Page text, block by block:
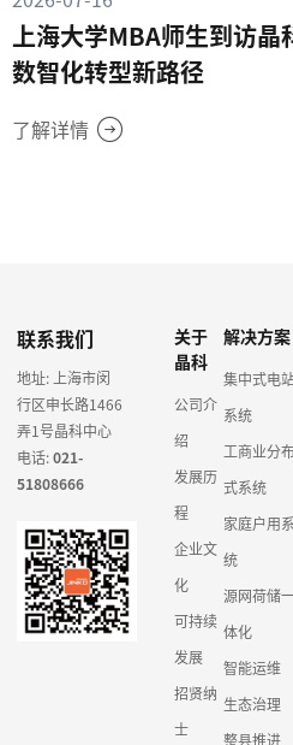
上海大学MBA师生到访晶
数智化转型新路径
了解详情
联系我们
地址: 上海市闵
行区申长路1466
弄1号晶科中心
电话:021-
51808666
关于
晶科
公司介
绍
发展历
程
企业文
化
可持续
发展
招贤纳
士
解决方案
集中式电
系统
工商业分
式系统
家庭户用系
统
源网荷储
体化
智能运维
生态治理
整县推进